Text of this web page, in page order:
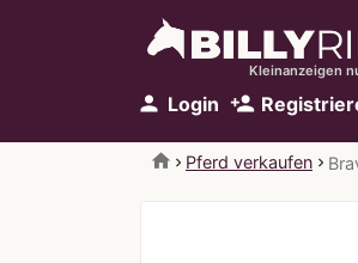
Kleinanzeigen
person Login person_add
home Pferd verkaufen